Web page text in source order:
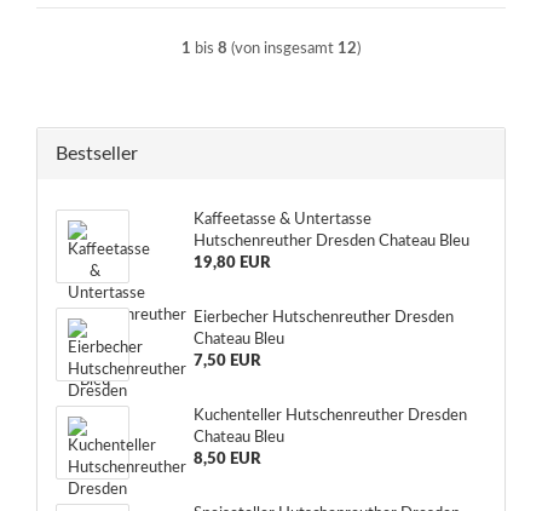
1 bis 8 (von insgesamt 12)
Bestseller
Kaffeetasse & Untertasse
Hutschenreuther Dresden Chateau Bleu
19,80 EUR
Eierbecher Hutschenreuther Dresden
Chateau Bleu
7,50 EUR
Kuchenteller Hutschenreuther Dresden
Chateau Bleu
8,50 EUR